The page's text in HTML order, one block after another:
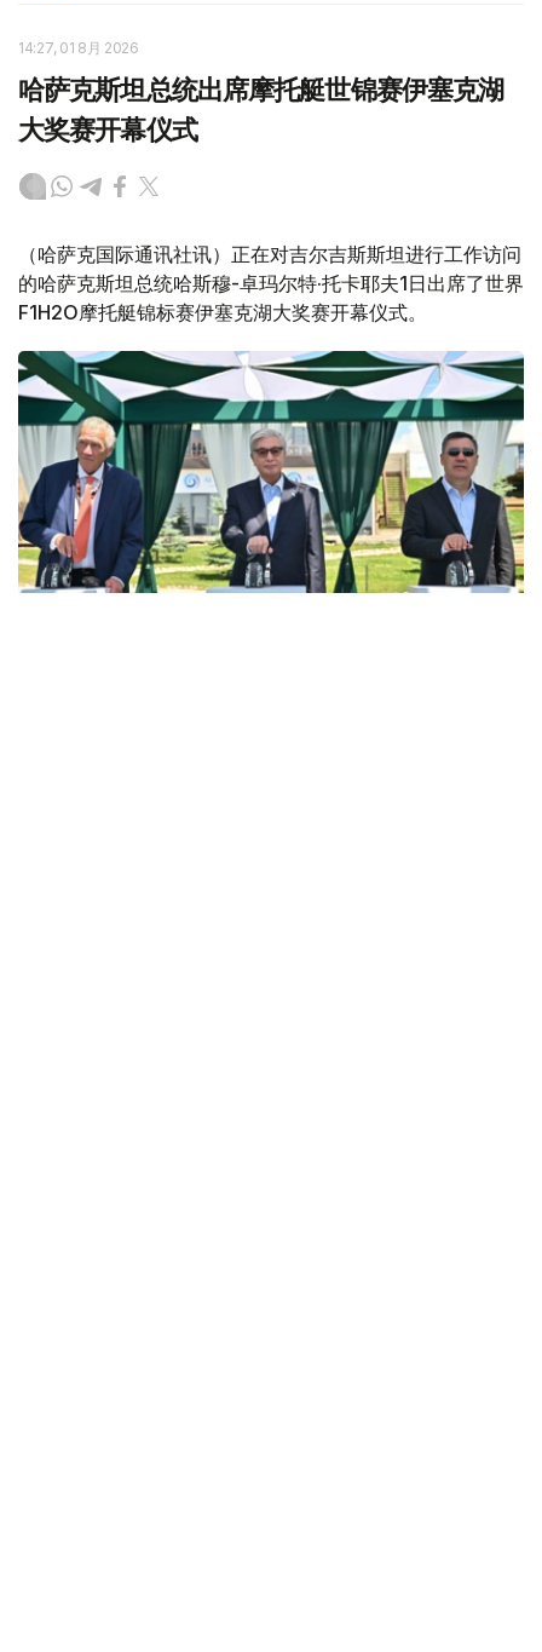
14:27, 01 8月 2026
哈萨克斯坦总统出席摩托艇世锦赛伊塞克湖
大奖赛开幕仪式
（哈萨克国际通讯社讯）正在对吉尔吉斯斯坦进行工作访问
的哈萨克斯坦总统哈斯穆-卓玛尔特·托卡耶夫1日出席了世界
F1H2O摩托艇锦标赛伊塞克湖大奖赛开幕仪式。